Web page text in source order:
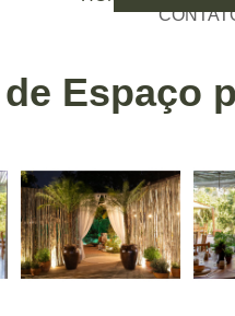
Espaço